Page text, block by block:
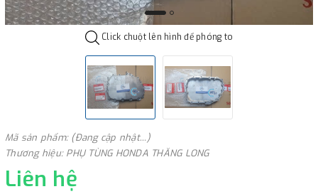
Click chuột lên hình để phóng to
Mã sản phẩm: (Đang cập nhật...)
Thương hiệu: PHỤ TÙNG HONDA THĂNG LONG
Liên hệ